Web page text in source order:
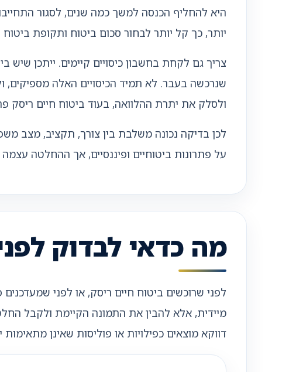
היא להחליף הכנסה למשך כמה שנים, לסגור
יותר, כך קל יותר לבחור סכום ביטוח ותקופת ביטוח
צריך גם לקחת בחשבון כיסויים קיימים. ייתכן
שנרכשה בעבר. לא תמיד הכיסויים האלה מספיקים,
ולסלק את יתרת ההלוואה, בעוד ביטוח חיים ריסק
לכן בדיקה נכונה משלבת בין צורך, תקציב, מצב
על פתרונות ביטוחיים ופיננסיים, אך ההחלטה
מה כדאי לבדוק
לפני שרוכשים ביטוח חיים ריסק, או לפני
מיידית, אלא להבין את התמונה הקיימת ולקבל
דווקא מוצאים כפילויות או פוליסות שאינן